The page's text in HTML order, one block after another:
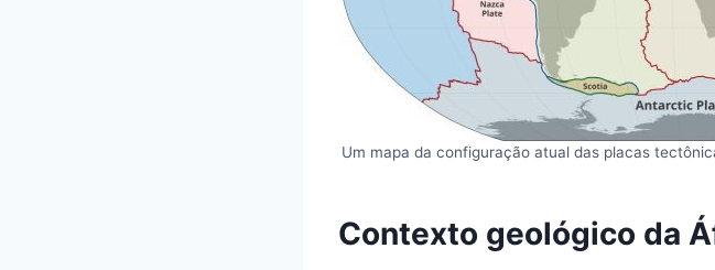
Um mapa da configuração atual das placas
Contexto geológico da